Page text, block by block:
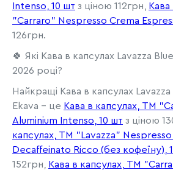
Intenso, 10 шт з ціною 112грн,
"Carraro" Nespresso Crema
126грн.
🍀 Які Кава в капсулах Lavazza
2026 році?
Найкращі Кава в капсулах
Ekava - це Кава в капсулах, ТМ
Aluminium Intenso, 10 шт з ціною
капсулах, ТМ "Lavazza" Nespresso
Decaffeinato Ricco (без кофеїну),
152грн,
Кава в капсулах, ТМ